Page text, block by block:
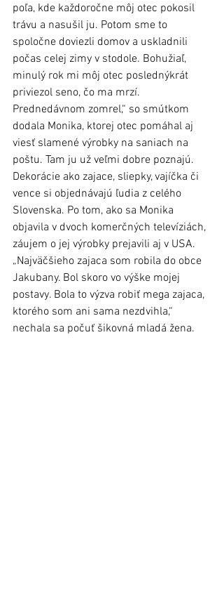
poľa, kde každoročne môj otec pokosil
trávu a nasušil ju. Potom sme to
spoločne doviezli domov a uskladnili
počas celej zimy v stodole. Bohužiaľ,
minulý rok mi môj otec poslednýkrát
priviezol seno, čo ma mrzí.
Prednedávnom zomrel,“ so smútkom
dodala Monika, ktorej otec pomáhal aj
viesť slamené výrobky na saniach na
poštu. Tam ju už veľmi dobre poznajú.
Dekorácie ako zajace, sliepky, vajíčka či
vence si objednávajú ľudia z celého
Slovenska. Po tom, ako sa Monika
objavila v dvoch komerčných televíziách,
záujem o jej výrobky prejavili aj v USA.
„Najväčšieho zajaca som robila do obce
Jakubany. Bol skoro vo výške mojej
postavy. Bola to výzva robiť mega zajaca,
ktorého som ani sama nezdvihla,“
nechala sa počuť šikovná mladá žena.